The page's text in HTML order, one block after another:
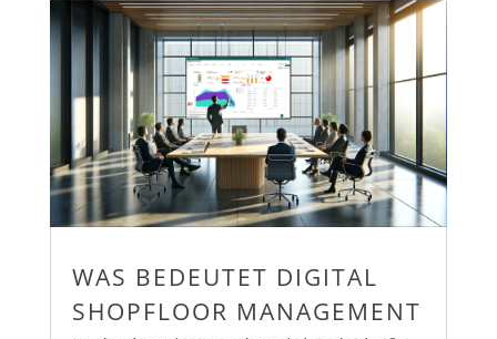
WAS BEDEUTET DIGITAL
SHOPFLOOR MANAGEMENT